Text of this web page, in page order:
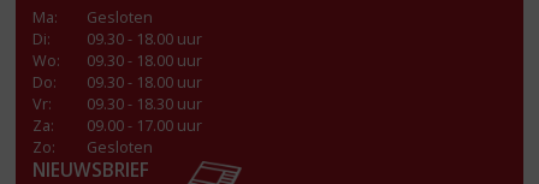
Ma:
Gesloten
Di:
09.30 - 18.00 uur
Wo:
09.30 - 18.00 uur
Do:
09.30 - 18.00 uur
Vr:
09.30 - 18.30 uur
Za:
09.00 - 17.00 uur
Zo:
Gesloten
NIEUWSBRIEF